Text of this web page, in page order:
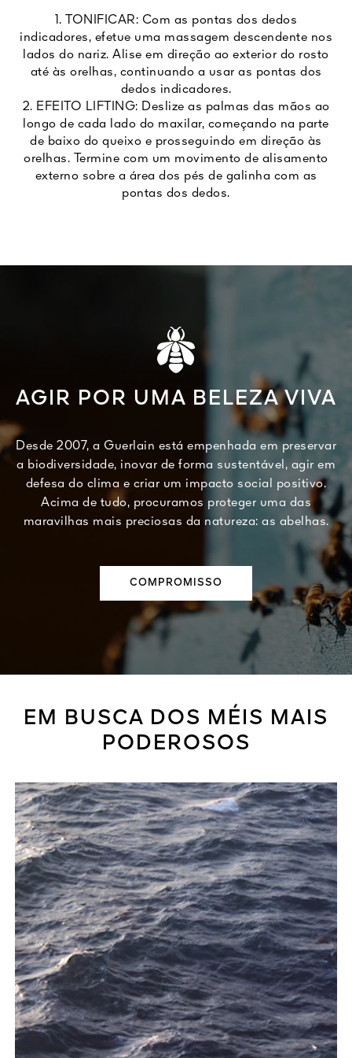
1. TONIFICAR: Com as pontas dos dedos
indicadores, efetue uma massagem descendente nos
lados do nariz. Alise em direção ao exterior do rosto
até às orelhas, continuando a usar as pontas dos
dedos indicadores.
2. EFEITO LIFTING: Deslize as palmas das mãos ao
longo de cada lado do maxilar, começando na parte
de baixo do queixo e prosseguindo em direção às
orelhas. Termine com um movimento de alisamento
externo sobre a área dos pés de galinha com as
pontas dos dedos.
AGIR POR UMA BELEZA VIVA
Desde 2007, a Guerlain está empenhada em preservar
a biodiversidade, inovar de forma sustentável, agir em
defesa do clima e criar um impacto social positivo.
Acima de tudo, procuramos proteger uma das
maravilhas mais preciosas da natureza: as abelhas.
COMPROMISSO
EM BUSCA DOS MÉIS MAIS
PODEROSOS